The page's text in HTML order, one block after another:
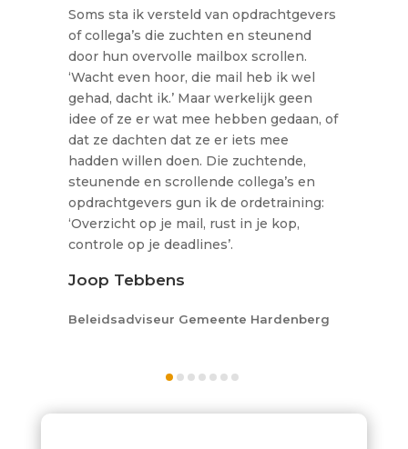
Soms sta ik versteld van opdrachtgevers
of collega’s die zuchten en steunend
door hun overvolle mailbox scrollen.
‘Wacht even hoor, die mail heb ik wel
gehad, dacht ik.’ Maar werkelijk geen
idee of ze er wat mee hebben gedaan, of
dat ze dachten dat ze er iets mee
hadden willen doen. Die zuchtende,
steunende en scrollende collega’s en
opdrachtgevers gun ik de ordetraining:
‘Overzicht op je mail, rust in je kop,
controle op je deadlines’.
Joop Tebbens
Beleidsadviseur Gemeente Hardenberg